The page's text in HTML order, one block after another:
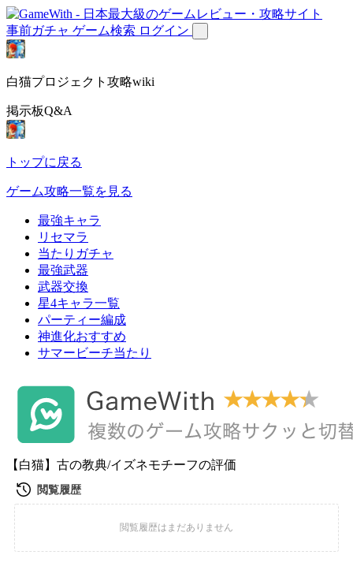
事前ガチャ ゲーム検索 ログイン
白猫プロジェクト攻略wiki
掲示板Q&A
トップに戻る
ゲーム攻略一覧を見る
最強キャラ
リセマラ
当たりガチャ
最強武器
武器交換
星4キャラ一覧
パーティー編成
神進化おすすめ
サマービーチ当たり
【白猫】古の教典/イズネモチーフの評価